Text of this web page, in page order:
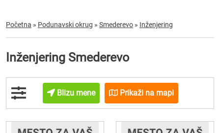
Početna » Podunavski okrug » Smederevo » Inženjering
Inženjering Smederevo
Blizu mene Prikaži na mapi